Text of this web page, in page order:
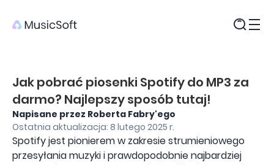
Jak pobrać piosenki Spotify do MP3 za
darmo? Najlepszy sposób tutaj!
Napisane przez Roberta Fabry'ego
Ostatnia aktualizacja: 8 lutego 2025 r.
Spotify jest pionierem w zakresie strumieniowego
przesyłania muzyki i prawdopodobnie najbardziej